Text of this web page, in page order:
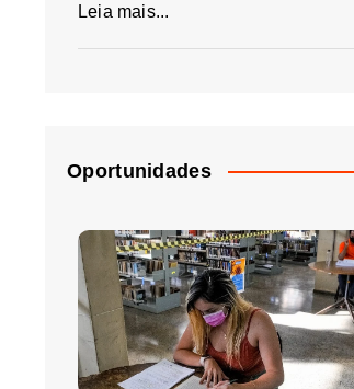
Leia mais...
Oportunidades